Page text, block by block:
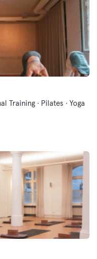
Training · Pilates · Yoga